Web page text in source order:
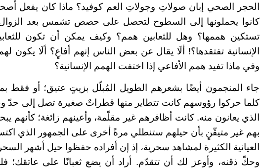
الحجر الصحي إبان صولاتِ وجولاتِ العم كوفيد؟ ماذا كان يفعل
كانوا يحملونها إلى السطوح لتحصل على حصص تشمس بعد
تستكين هممها؟ وهل للثعابين همم؟ وكيف يمكن أن تكون
الإنسانية تفتقدها؟! ألَا يقال عن بعض الناس إنهم أفاعٍ؟ ألَا يكون
وفي ماذا تفيد همم الأفاعي إذا اختفت الهمم الإنسانية؟
جاء المنجمون أيضًا بشعرهم الطويل المُبلّل بزيتٍ عتيق؛ أو
كلما حركوا رؤوسهم كانت تتطاير منها قطراتٌ صغيرة تصل إلى
الذي يعانون منه. كانت أظافرهم غير مقلّمة، وأعينهم زائغة؛ كأنهم
بهم غير متيقّنٍ بأن حيلهم ستنطلي مرةً أخرى على الجمهور الذي
العيانية الكثيرة لمشاهد سحرية، إذ إن أفراده حفظوا حيل أشهر
وحكّ ذقنه، وأوعز لك أن تتقدّم. أراد أن يضع ثعبانًا على